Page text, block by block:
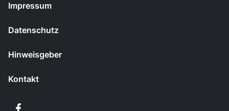
Impressum
Datenschutz
Hinweisgeber
Kontakt
Facebook